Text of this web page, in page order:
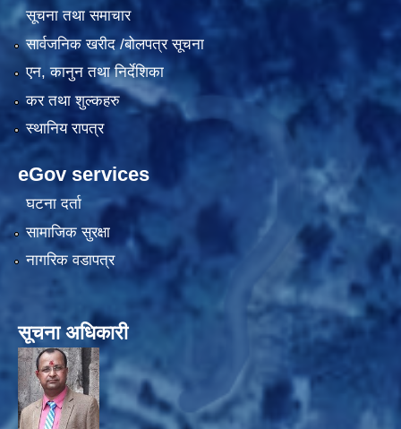
सूचना तथा समाचार
सार्वजनिक खरीद /बोलपत्र सूचना
एन, कानुन तथा निर्देशिका
कर तथा शुल्कहरु
स्थानिय रापत्र
eGov services
घटना दर्ता
सामाजिक सुरक्षा
नागरिक वडापत्र
सूचना अधिकारी